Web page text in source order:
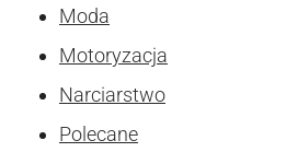
Moda
Motoryzacja
Narciarstwo
Polecane